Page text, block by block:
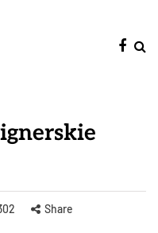
Share